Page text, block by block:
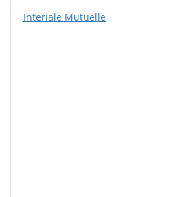
Interiale Mutuelle